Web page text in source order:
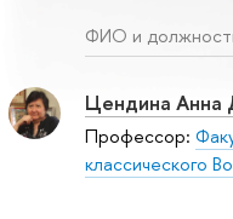
ФИО и
Цендина Анна
Профессор:
классического